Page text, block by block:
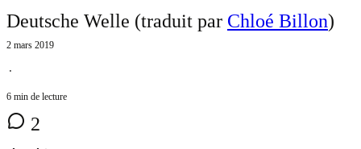
Deutsche Welle (traduit par Chloé Billon)
2 mars 2019
⋅
6 min de lecture
2